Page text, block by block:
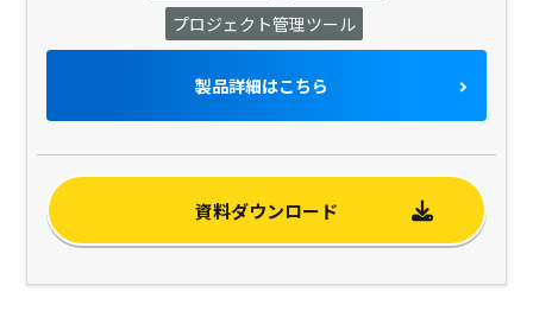
プロジェクト管理ツール
製品詳細はこちら
資料ダウンロード